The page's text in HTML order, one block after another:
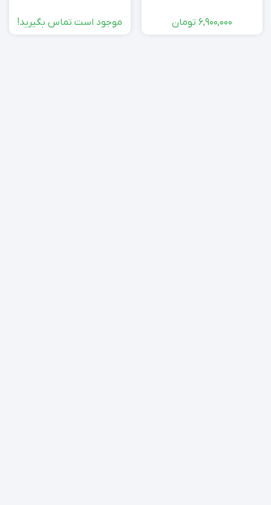
6,900,000 تومان موجود است تماس بگیرید!